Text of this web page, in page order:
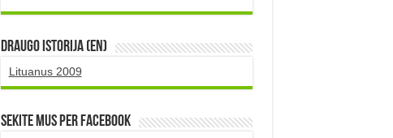
DRAUGO istorija (EN)
Lituanus 2009
Sekite mus per Facebook